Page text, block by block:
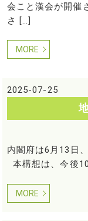
会こと漢会が開催
さ […]
MORE
2025-07-25
内閣府は6月13日
本構想は、今後
MORE